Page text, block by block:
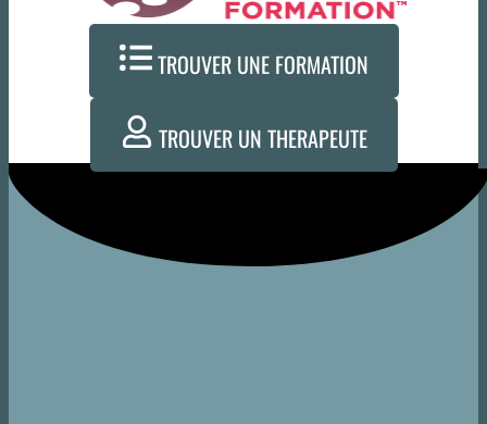
TROUVER UNE FORMATION
TROUVER UN THERAPEUTE